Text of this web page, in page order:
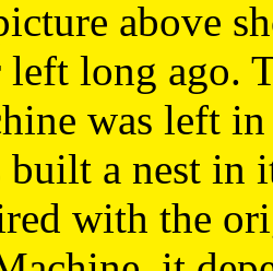
above
long ago.
was left
built a nest in
with the